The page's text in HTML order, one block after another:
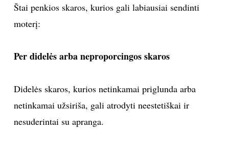
MUZIKA
FOTOGRAFIJA
Štai penkios skaros, kurios gali labiausiai sendinti
moterį:
Per didelės arba neproporcingos skaros
Didelės skaros, kurios netinkamai priglunda arba
netinkamai užsiriša, gali atrodyti neestetiškai ir
nesuderintai su apranga.